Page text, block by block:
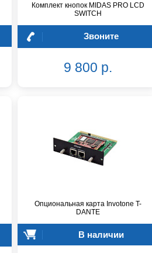
Комплект кнопок MIDAS PRO LCD
SWITCH
Звоните
9 800 р.
Опциональная карта Invotone T-
DANTE
В наличии